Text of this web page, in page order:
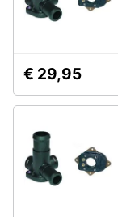
€ 29,95